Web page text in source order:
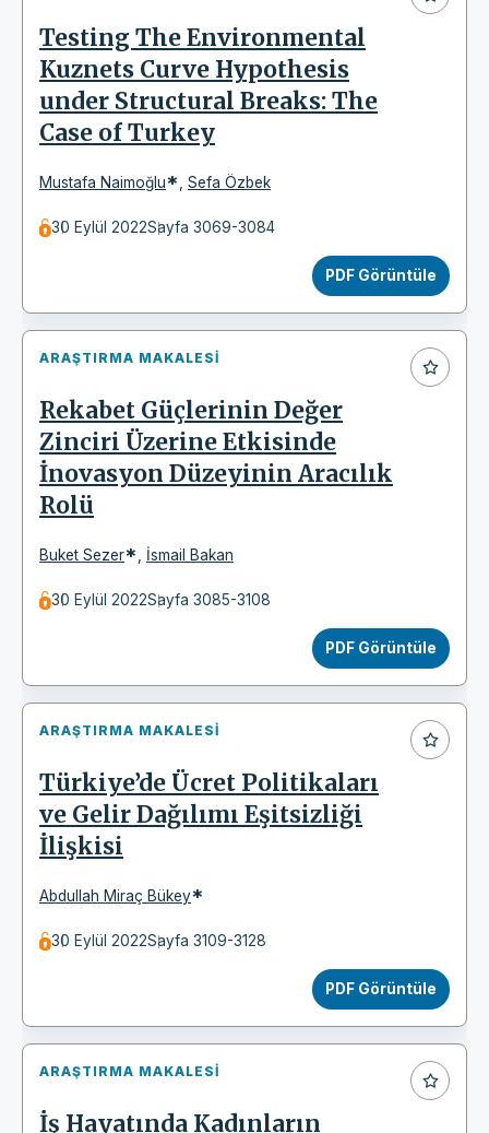
Testing The Environmental
Kuznets Curve Hypothesis
under Structural Breaks: The
Case of Turkey
Mustafa Naimoğlu* Sefa Özbek
30 Eylül 2022Sayfa 3069-3084
PDF Görüntüle
ARAŞTIRMA MAKALESI
Rekabet Güçlerinin Değer
Zinciri Üzerine Etkisinde
İnovasyon Düzeyinin Aracılık
Rolü
Buket Sezer* İsmail Bakan
30 Eylül 2022Sayfa 3085-3108
PDF Görüntüle
ARAŞTIRMA MAKALESI
Türkiye’de Ücret Politikaları
ve Gelir Dağılımı Eşitsizliği
İlişkisi
Abdullah Miraç Bükey*
30 Eylül 2022Sayfa 3109-3128
PDF Görüntüle
ARAŞTIRMA MAKALESI
İş Hayatında Kadınların